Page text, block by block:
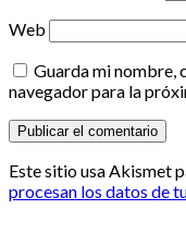
Web
Guarda mi nombre,
navegador para la
Este sitio usa Akismet
procesan los datos de